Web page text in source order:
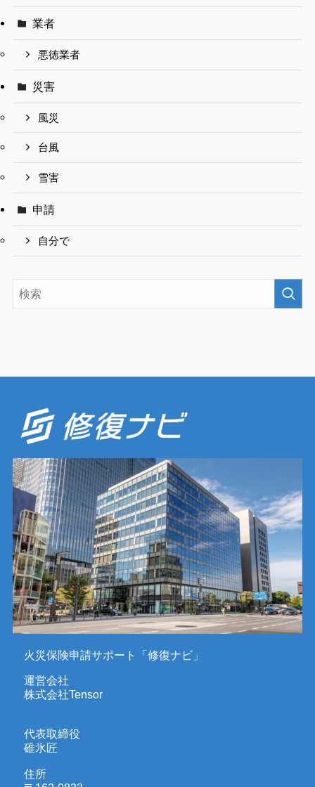
業者
悪徳業者
災害
風災
台風
雪害
申請
自分で
火災保険申請サポート「修復ナビ」
運営会社
株式会社Tensor
代表取締役
碓氷匠
住所